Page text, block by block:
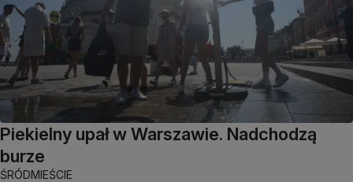
Piekielny upał w Warszawie. Nadchodzą
burze
ŚRÓDMIEŚCIE